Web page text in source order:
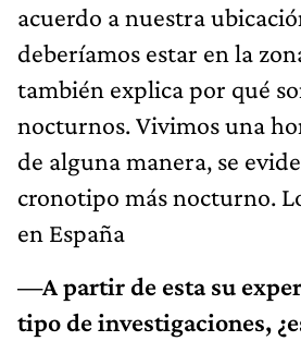
acuerdo a nuestra
deberíamos estar en la
también explica por qué
nocturnos. Vivimos una
de alguna manera, se
cronotipo más nocturno.
en España
—A partir de esta su
tipo de investigaciones,